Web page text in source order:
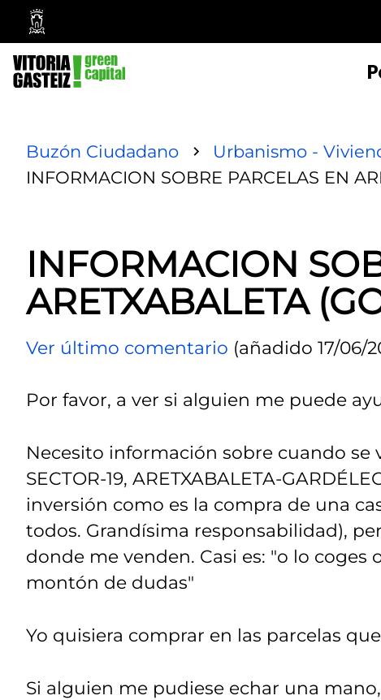
Ayuntamiento
Vitoria-
Gasteiz
Buzón Ciudadano Urbanismo -
INFORMACION SOBRE PARCELAS EN
INFORMACION
ARETXABALETA
Ver último comentario (añadido 17/06/
Por favor, a ver si alguien me puede
Necesito información sobre cuando se
SECTOR-19, ARETXABALETA-
inversión como es la compra de una
todos. Grandísima responsabilidad),
donde me venden. Casi es: "o lo
montón de dudas"
Yo quisiera comprar en las parcelas
Si alguien me pudiese echar una